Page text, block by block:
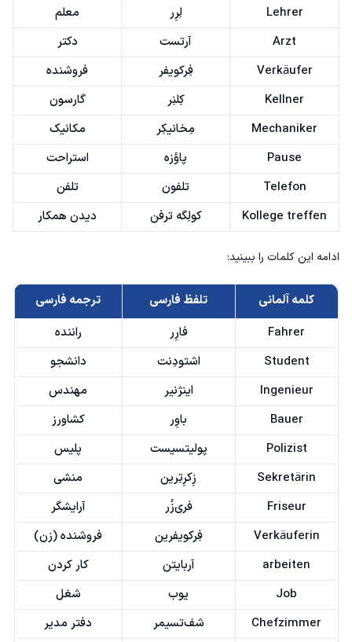
Lehrer
لِرِر
معلم
Arzt
آرتست
دکتر
Verkäufer
فِرکویفر
فروشنده
Kellner
کِلنِر
گارسون
Mechaniker
مِخانیکِر
مکانیک
Pause
پاؤزه
استراحت
Telefon
تلفون
تلفن
Kollege treffen
کولِگه ترفن دیدن همکار
ادامه این کلمات را ببینید:
کلمه آلمانی تلفظ فارسی
ترجمه فارسی
Fahrer
فارِر
راننده
Student
اشتودِنت
دانشجو
Ingenieur
اینژنیر
مهندس
Bauer
باوِر
کشاورز
Polizist
پولیتسیست
پلیس
Sekretärin
زِکرِتِرین
منشی
Friseur
فری‌زُر
آرایشگر
Verkäuferin
فِرکویفرین
فروشنده (زن)
arbeiten
آربایتن
کار کردن
Job
یوب
شغل
Chefzimmer
شف‌تسیمر
دفتر مدیر